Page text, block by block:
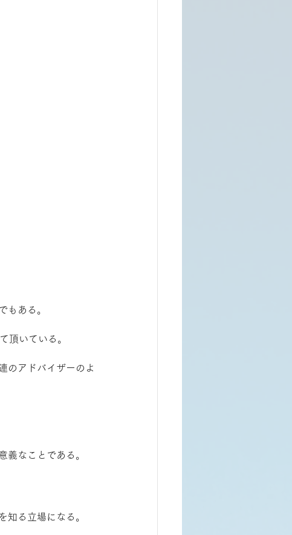
もある。
頂いている。
のアドバイザーのよ
義なことである。
知る立場になる。